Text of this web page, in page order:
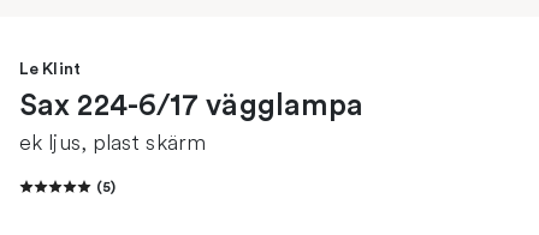
Le Klint
Sax 224-6/17 vägglampa
ek ljus, plast skärm
(5)